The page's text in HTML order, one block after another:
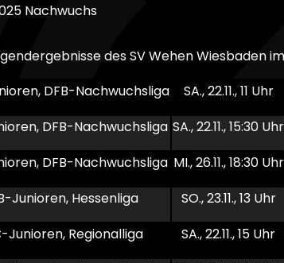
Nachwuchs
des SV Wehen Wiesbaden
DFB-Nachwuchsliga
SA., 22.11., 11 Uhr
DFB-Nachwuchsliga SA., 22.11., 15:30 Uhr
DFB-Nachwuchsliga MI., 26.11., 18:30 Uhr
Junioren, Hessenliga
SO., 23.11., 13 Uhr
Junioren, Regionalliga
SA., 22.11., 15 Uhr